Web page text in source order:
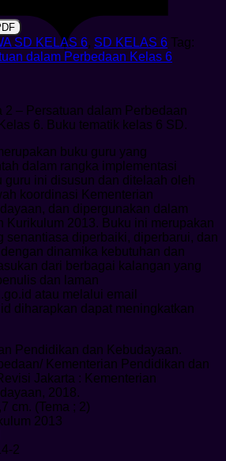
SD KELAS 6, SD KELAS 6 Tag:
dalam Perbedaan Kelas 6
2 – Persatuan dalam Perbedaan
6. Buku tematik kelas 6 SD.
buku guru yang
dalam rangka implementasi
guru ini disusun dan ditelaah oleh
koordinasi Kementerian
dan dipergunakan dalam
Kurikulum 2013. Buku ini merupakan
senantiasa diperbaiki, diperbarui, dan
dinamika kebutuhan dan
dari berbagai kalangan yang
dan laman
atau melalui email
diharapkan dapat meningkatkan
Pendidikan dan Kebudayaan.
Kementerian Pendidikan dan
Jakarta : Kementerian
2018.
cm. (Tema ; 2)
2013
2